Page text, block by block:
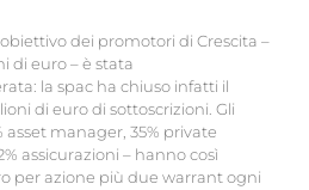
dei promotori di Crescita –
di euro – è stata
la spac ha chiuso infatti il
di euro di sottoscrizioni. Gli
manager, 35% private
assicurazioni – hanno così
per azione più due warrant ogni